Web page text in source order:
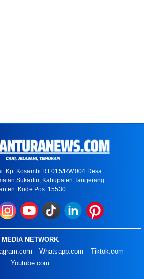
Kp. Kosambi RT.015/RW.004 Desa
Sukadiri, Kabupaten Tangerang
Kode Pos: 15530
MEDIA NETWORK
Whatsapp.com
Tiktok.com
Youtube.com